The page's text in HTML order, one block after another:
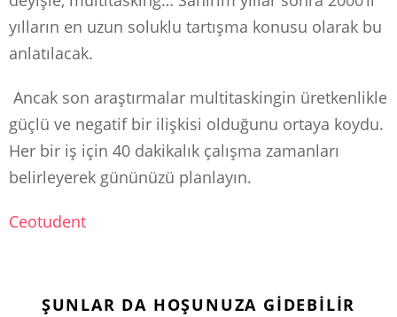
yılların en uzun soluklu tartışma konusu olarak bu
anlatılacak.
Ancak son araştırmalar multitaskingin üretkenlikle
güçlü ve negatif bir ilişkisi olduğunu ortaya koydu.
Her bir iş için 40 dakikalık çalışma zamanları
belirleyerek gününüzü planlayın.
Ceotudent
ŞUNLAR DA HOŞUNUZA GIDEBILIR